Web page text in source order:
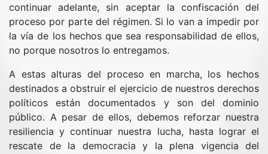
continuar adelante, sin aceptar la confiscación del
proceso por parte del régimen. Si lo van a impedir por
la vía de los hechos que sea responsabilidad de ellos,
no porque nosotros lo entregamos.
A estas alturas del proceso en marcha, los hechos
destinados a obstruir el ejercicio de nuestros derechos
políticos están documentados y son del dominio
público. A pesar de ellos, debemos reforzar nuestra
resiliencia y continuar nuestra lucha, hasta lograr el
rescate de la democracia y la plena vigencia del